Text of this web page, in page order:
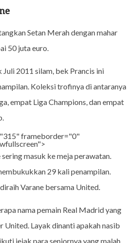
Setan Merah dengan mahar
50 juta euro.
Juli 2011 silam, bek Prancis ini
Koleksi trofinya di antaranya
empat Liga Champions, dan empat
frameborder="0"
masuk ke meja perawatan.
29 kali penampilan.
Varane bersama United.
nama pemain Real Madrid yang
United. Layak dinanti apakah nasib
jejak para seniornya yang malah